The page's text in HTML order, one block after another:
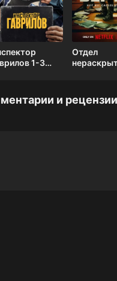
1-3
Отдел
и рецензии